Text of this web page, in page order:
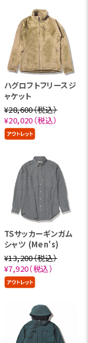
ハグロフトフリースジ
ャケット
¥28,600（税込）
¥20,020（税込）
TSサッカーギンガム
シャツ (Men's)
¥13,200（税込）
¥7,920（税込）